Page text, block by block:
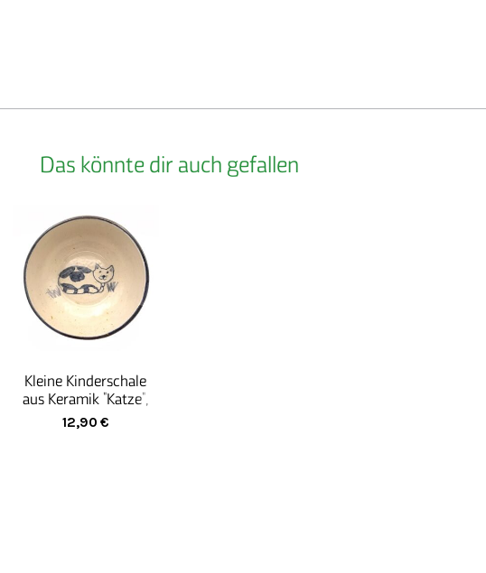
Beschäftigten während des
Das könnte dir auch gefallen
Kleine Kinderschale
aus Keramik "Katze",
handgemacht
12,90 €